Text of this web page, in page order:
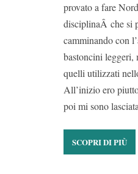
provato a fare
disciplinaÂ che si
camminando con
bastoncini leggeri,
quelli utilizzati
All’inizio ero
poi mi sono
SCOPRI DI PIÙ